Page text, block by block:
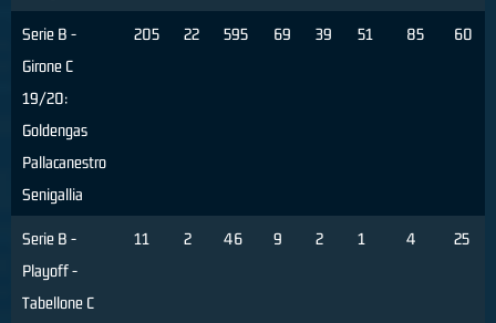
Serie B -
Girone C
19/20:
Goldengas
Pallacanestro
Senigallia
205 22 595 69 39 51 85 60
Serie B -
Playoff -
Tabellone C
11 2 46 9 2 1 4 25